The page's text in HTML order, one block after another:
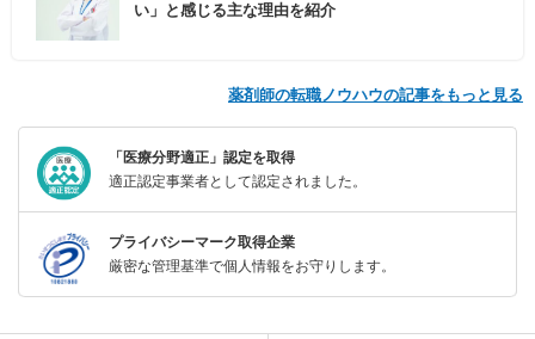
い」と感じる主な理由を紹介
薬剤師の転職ノウハウの記事をもっと見る
「医療分野適正」認定を取得
適正認定事業者として認定されました。
プライバシーマーク取得企業
厳密な管理基準で個人情報をお守りします。